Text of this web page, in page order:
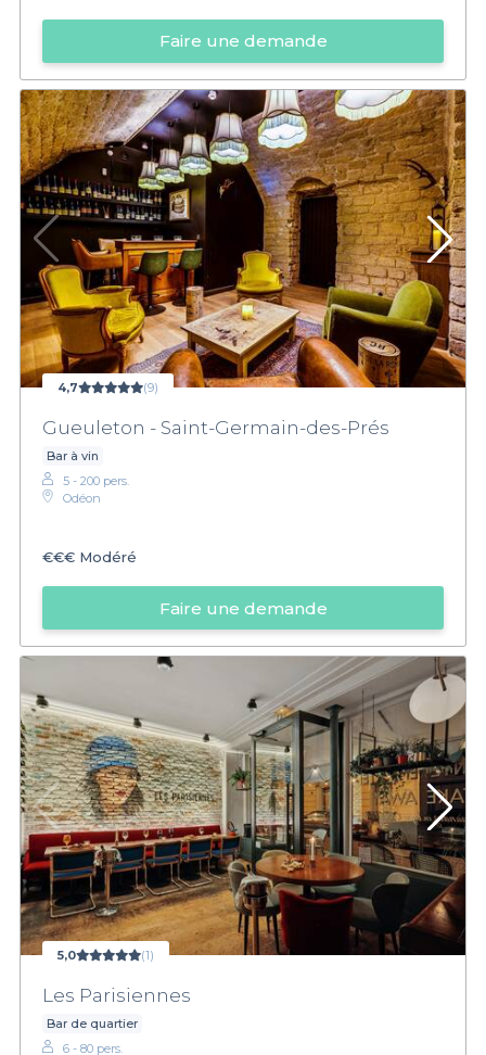
Faire une demande
4,7 (9)
Gueuleton - Saint-Germain-des-Prés
Bar à vin
5 - 200 pers.
Odéon
€€€ Modéré
Faire une demande
5,0 (1)
Les Parisiennes
Bar de quartier
6 - 80 pers.